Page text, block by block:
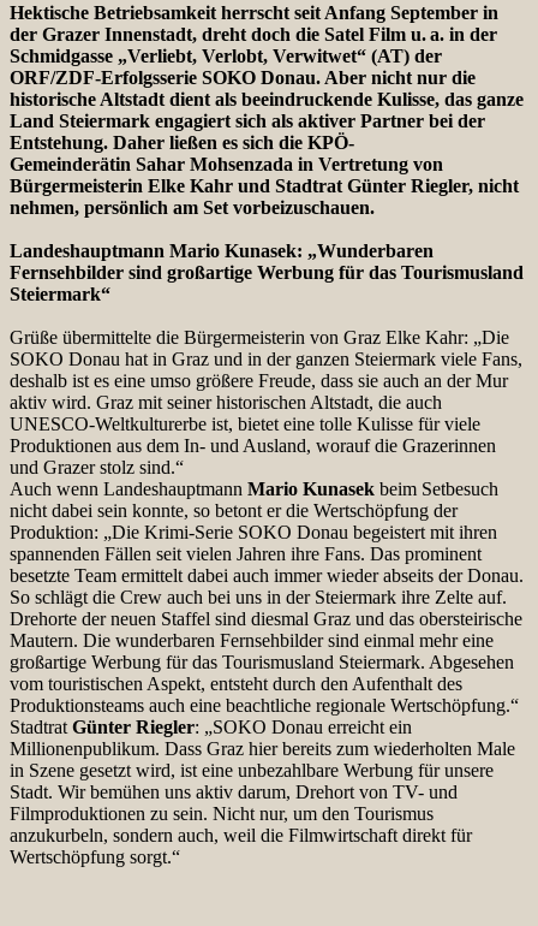
Hektische Betriebsamkeit herrscht seit Anfang September in
der Grazer Innenstadt, dreht doch die Satel Film u. a. in der
Schmidgasse „Verliebt, Verlobt, Verwitwet“ (AT) der
ORF/ZDF-Erfolgsserie SOKO Donau. Aber nicht nur die
historische Altstadt dient als beeindruckende Kulisse, das ganze
Land Steiermark engagiert sich als aktiver Partner bei der
Entstehung. Daher ließen es sich die KPÖ-
Gemeinderätin Sahar Mohsenzada in Vertretung von
Bürgermeisterin Elke Kahr und Stadtrat Günter Riegler, nicht
nehmen, persönlich am Set vorbeizuschauen.
Landeshauptmann Mario Kunasek: „Wunderbaren
Fernsehbilder sind großartige Werbung für das Tourismusland
Steiermark“
Grüße übermittelte die Bürgermeisterin von Graz Elke Kahr: „Die
SOKO Donau hat in Graz und in der ganzen Steiermark viele Fans,
deshalb ist es eine umso größere Freude, dass sie auch an der Mur
aktiv wird. Graz mit seiner historischen Altstadt, die auch
UNESCO-Weltkulturerbe ist, bietet eine tolle Kulisse für viele
Produktionen aus dem In- und Ausland, worauf die Grazerinnen
und Grazer stolz sind.“
Auch wenn Landeshauptmann Mario Kunasek beim Setbesuch
nicht dabei sein konnte, so betont er die Wertschöpfung der
Produktion: „Die Krimi-Serie SOKO Donau begeistert mit ihren
spannenden Fällen seit vielen Jahren ihre Fans. Das prominent
besetzte Team ermittelt dabei auch immer wieder abseits der Donau.
So schlägt die Crew auch bei uns in der Steiermark ihre Zelte auf.
Drehorte der neuen Staffel sind diesmal Graz und das obersteirische
Mautern. Die wunderbaren Fernsehbilder sind einmal mehr eine
großartige Werbung für das Tourismusland Steiermark. Abgesehen
vom touristischen Aspekt, entsteht durch den Aufenthalt des
Produktionsteams auch eine beachtliche regionale Wertschöpfung.“
Stadtrat Günter Riegler: „SOKO Donau erreicht ein
Millionenpublikum. Dass Graz hier bereits zum wiederholten Male
in Szene gesetzt wird, ist eine unbezahlbare Werbung für unsere
Stadt. Wir bemühen uns aktiv darum, Drehort von TV- und
Filmproduktionen zu sein. Nicht nur, um den Tourismus
anzukurbeln, sondern auch, weil die Filmwirtschaft direkt für
Wertschöpfung sorgt.“